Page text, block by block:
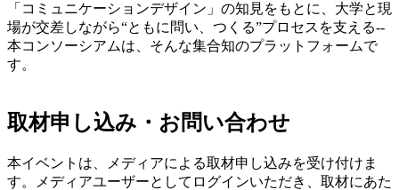
「コミュニケーションデザイン」の知見をもとに、大学と現
場が交差しながら“ともに問い、つくる”プロセスを支える--
本コンソーシアムは、そんな集合知のプラットフォームで
す。
取材申し込み・お問い合わせ
本イベントは、メディアによる取材申し込みを受け付けま
す。メディアユーザーとしてログインいただき、取材にあた